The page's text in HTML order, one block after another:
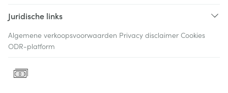
Juridische links
Algemene verkoopsvoorwaarden Privacy disclaimer Cookies
ODR-platform